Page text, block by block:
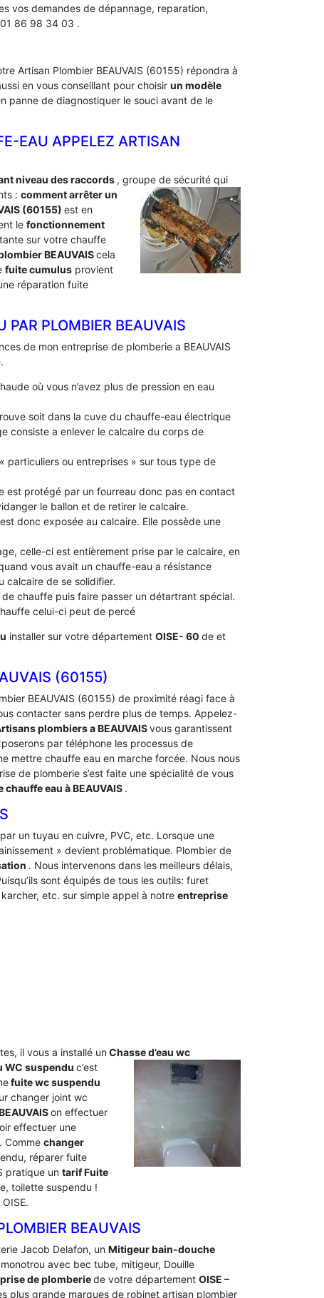
vos demandes de dépannage, reparation,
86 98 34 03 .
Artisan Plombier BEAUVAIS (60155) répondra à
en vous conseillant pour choisir un modèle
panne de diagnostiquer le souci avant de le
EAU APPELEZ ARTISAN
niveau des raccords , groupe de sécurité qui
: comment arrêter un
(60155) est en
le fonctionnement
sur votre chauffe
BEAUVAIScela
fuite cumulus provient
réparation fuite
PAR PLOMBIER BEAUVAIS
de mon entreprise de plomberie a BEAUVAIS
où vous n’avez plus de pression en eau
soit dans la cuve du chauffe-eau électrique
consiste a enlever le calcaire du corps de
particuliers ou entreprises » sur tous type de
est protégé par un fourreau donc pas en contact
le ballon et de retirer le calcaire.
donc exposée au calcaire. Elle possède une
celle-ci est entièrement prise par le calcaire, en
vous avait un chauffe-eau a résistance
calcaire de se solidifier.
chauffe puis faire passer un détartrant spécial.
celui-ci peut de percé
installer sur votre département OISE- 60 de et
(60155)
BEAUVAIS (60155) de proximité réagi face à
contacter sans perdre plus de temps. Appelez-
plombiers a BEAUVAISvous garantissent
par téléphone les processus de
mettre chauffe eau en marche forcée. Nous nous
de plomberie s’est faite une spécialité de vous
chauffe eau à BEAUVAIS .
un tuyau en cuivre, PVC, etc. Lorsque une
» devient problématique. Plombier de
. Nous intervenons dans les meilleurs délais,
sont équipés de tous les outils: furet
etc. sur simple appel à notre entreprise
il vous a installé unChasse d’eau wc
WC suspendu c’est
fuite wc suspendu
changer joint wc
on effectuer
effectuer une
Comme changer
réparer fuite
pratique un tarif Fuite
toilette suspendu !
BEAUVAIS
Jacob Delafon, un Mitigeur bain-douche
avec bec tube, mitigeur, Douille
de plomberiede votre département OISE –
plus grande marques de robinet artisan plombier